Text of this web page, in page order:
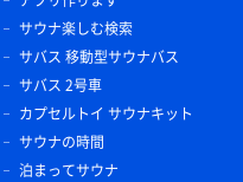
サウナ楽しむ検索
サバス 移動型サウナバス
サバス 2号車
カプセルトイ サウナキット
サウナの時間
泊まってサウナ